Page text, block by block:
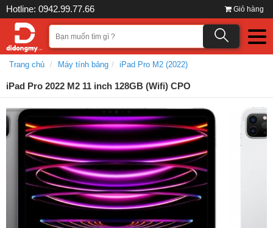
Hotline: 0942.99.77.66 Giỏ hàng
Trang chủ Máy tính bảng iPad Pro M2 (2022)
iPad Pro 2022 M2 11 inch 128GB (Wifi) CPO